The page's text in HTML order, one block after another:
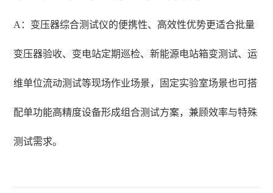
A：变压器综合测试仪的便携性、高效性优势更适合批量
变压器验收、变电站定期巡检、新能源电站箱变测试、运
维单位流动测试等现场作业场景，固定实验室场景也可搭
配单功能高精度设备形成组合测试方案，兼顾效率与特殊
测试需求。